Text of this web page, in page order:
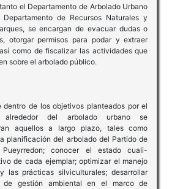
el Departamento de Arbolado Urbano
de Recursos Naturales y
se encargan de evacuar dudas o
otorgar permisos para podar y extraer
como de fiscalizar las actividades que
sobre el arbolado público.
de los objetivos planteados por el
alrededor del arbolado urbano se
aquellos a largo plazo, tales como
planificación del arbolado del Partido de
Pueyrredon; conocer el estado cuali-
de cada ejemplar; optimizar el manejo
las prácticas silviculturales; desarrollar
de gestión ambiental en el marco de